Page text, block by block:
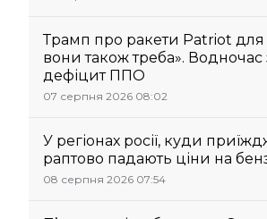
Трамп про ракети Patriot для
вони також треба».
дефіцит ППО
07 серпня 2026 08:02
У регіонах росії, куди
раптово падають ціни на
08 серпня 2026 07:54